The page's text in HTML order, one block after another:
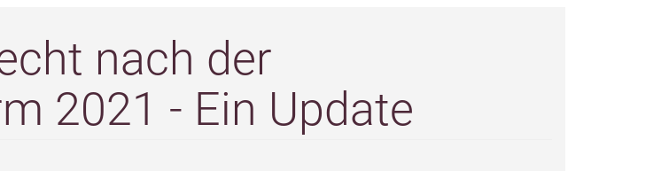
nach der
2021 - Ein Update